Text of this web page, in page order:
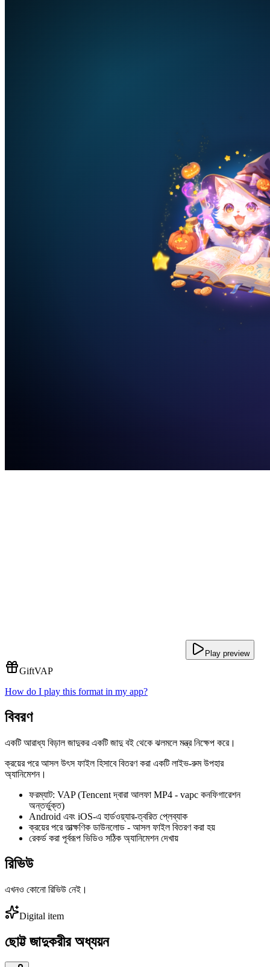
Play preview
GiftVAP
How do I play this format in my app?
বিবরণ
একটি আরাধ্য বিড়াল জাদুকর একটি জাদু বই থেকে ঝলমলে মন্ত্র নিক্ষেপ করে।
ক্রয়ের পরে আসল উৎস ফাইল হিসাবে বিতরণ করা একটি লাইভ-রুম উপহার
অ্যানিমেশন।
ফরম্যাট: VAP (Tencent দ্বারা আলফা MP4 - vapc কনফিগারেশন
অন্তর্ভুক্ত)
Android এবং iOS-এ হার্ডওয়্যার-ত্বরিত প্লেব্যাক
ক্রয়ের পরে তাত্ক্ষণিক ডাউনলোড - আসল ফাইল বিতরণ করা হয়
রেকর্ড করা পূর্বরূপ ভিডিও সঠিক অ্যানিমেশন দেখায়
রিভিউ
এখনও কোনো রিভিউ নেই।
Digital item
ছোট্ট জাদুকরীর অধ্যয়ন